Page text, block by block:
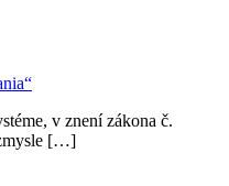
v znení zákona č.
[…]